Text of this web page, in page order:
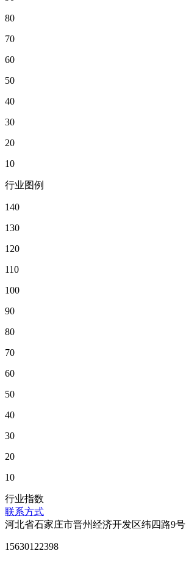
80
70
60
50
40
30
20
10
行业图例
140
130
120
110
100
90
80
70
60
50
40
30
20
10
行业指数
联系方式
河北省石家庄市晋州经济开发区纬四路9号
15630122398